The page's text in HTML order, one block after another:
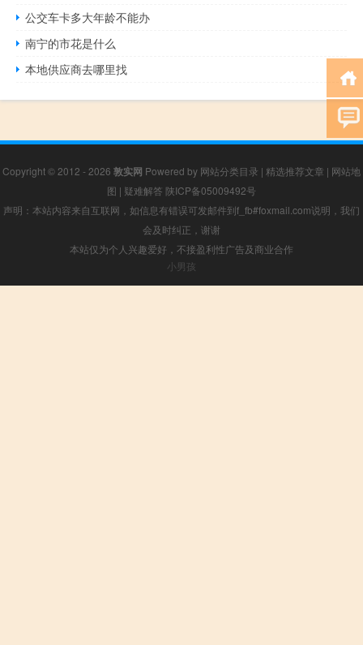
公交车卡多大年龄不能办
南宁的市花是什么
本地供应商去哪里找
Copyright © 2012 - 2026 敦实网 Powered by 网站分类目录 | 精选推荐文章 | 网站地
图 | 疑难解答 陕ICP备05009492号
声明：本站内容来自互联网，如信息有错误可发邮件到f_fb#foxmail.com说明，我们
会及时纠正，谢谢
本站仅为个人兴趣爱好，不接盈利性广告及商业合作
小男孩